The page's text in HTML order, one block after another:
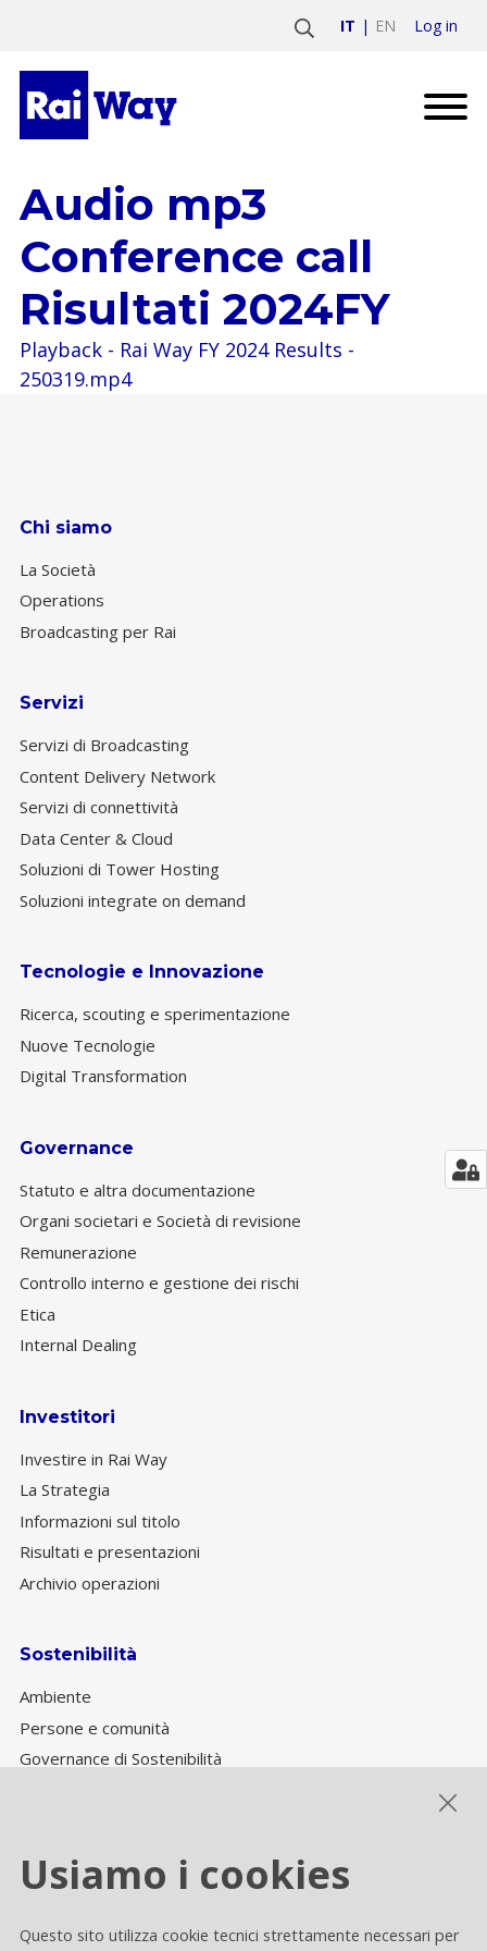
IT EN Log in
Audio mp3
Conference call
Risultati 2024FY
Playback - Rai Way FY 2024 Results -
250319.mp4
Chi siamo
La Società
Operations
Broadcasting per Rai
Servizi
Servizi di Broadcasting
Content Delivery Network
Servizi di connettività
Data Center & Cloud
Soluzioni di Tower Hosting
Soluzioni integrate on demand
Tecnologie e Innovazione
Ricerca, scouting e sperimentazione
Nuove Tecnologie
Digital Transformation
Governance
Statuto e altra documentazione
Organi societari e Società di revisione
Remunerazione
Controllo interno e gestione dei rischi
Etica
Internal Dealing
Investitori
Investire in Rai Way
La Strategia
Informazioni sul titolo
Risultati e presentazioni
Archivio operazioni
Sostenibilità
Ambiente
Persone e comunità
Governance di Sostenibilità
Cookie settings
Usiamo i cookies
Questo sito utilizza cookie tecnici strettamente necessari per